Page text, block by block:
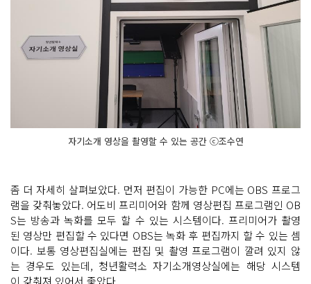
자기소개 영상을 촬영할 수 있는 공간 ⓒ조수연
좀 더 자세히 살펴보았다. 먼저 편집이 가능한 PC에는 OBS 프로그
램을 갖춰놓았다. 어도비 프리미어와 함께 영상편집 프로그램인 OB
S는 방송과 녹화를 모두 할 수 있는 시스템이다. 프리미어가 촬영
된 영상만 편집할 수 있다면 OBS는 녹화 후 편집까지 할 수 있는 셈
이다. 보통 영상편집실에는 편집 및 촬영 프로그램이 깔려 있지 않
는 경우도 있는데, 청년활력소 자기소개영상실에는 해당 시스템
이 갖춰져 있어서 좋았다.